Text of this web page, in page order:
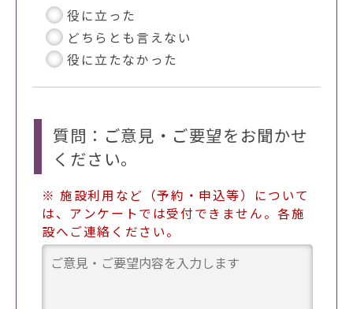
役に立った
どちらとも言えない
役に立たなかった
質問：ご意見・ご要望をお聞かせ
ください。
※ 施設利用など（予約・申込等）について
は、アンケートでは受付できません。各施
設へご連絡ください。